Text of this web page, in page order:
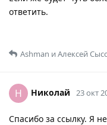
ответить.
Ashman иАлексей
Н Николай 23 окт
Спасибо за ссылку. Я